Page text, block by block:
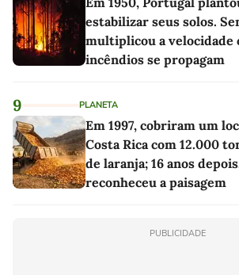
estabilizar seus solos.
multiplicou a velocidade
incêndios se propagam
9 PLANETA
Em 1997, cobriram um
Costa Rica com 12.000
de laranja; 16 anos
reconheceu a paisagem
PUBLICIDADE